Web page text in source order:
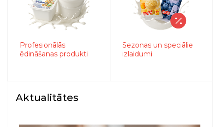
Profesionālās
ēdināšanas produkti
Sezonas un speciālie
izlaidumi
Aktualitātes